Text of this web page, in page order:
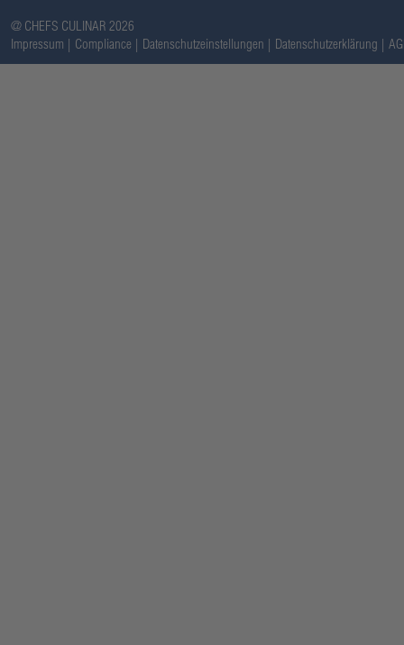
@ CHEFS CULINAR 2026
Impressum
Compliance Datenschutzeinstellungen Datenschutzerklärung